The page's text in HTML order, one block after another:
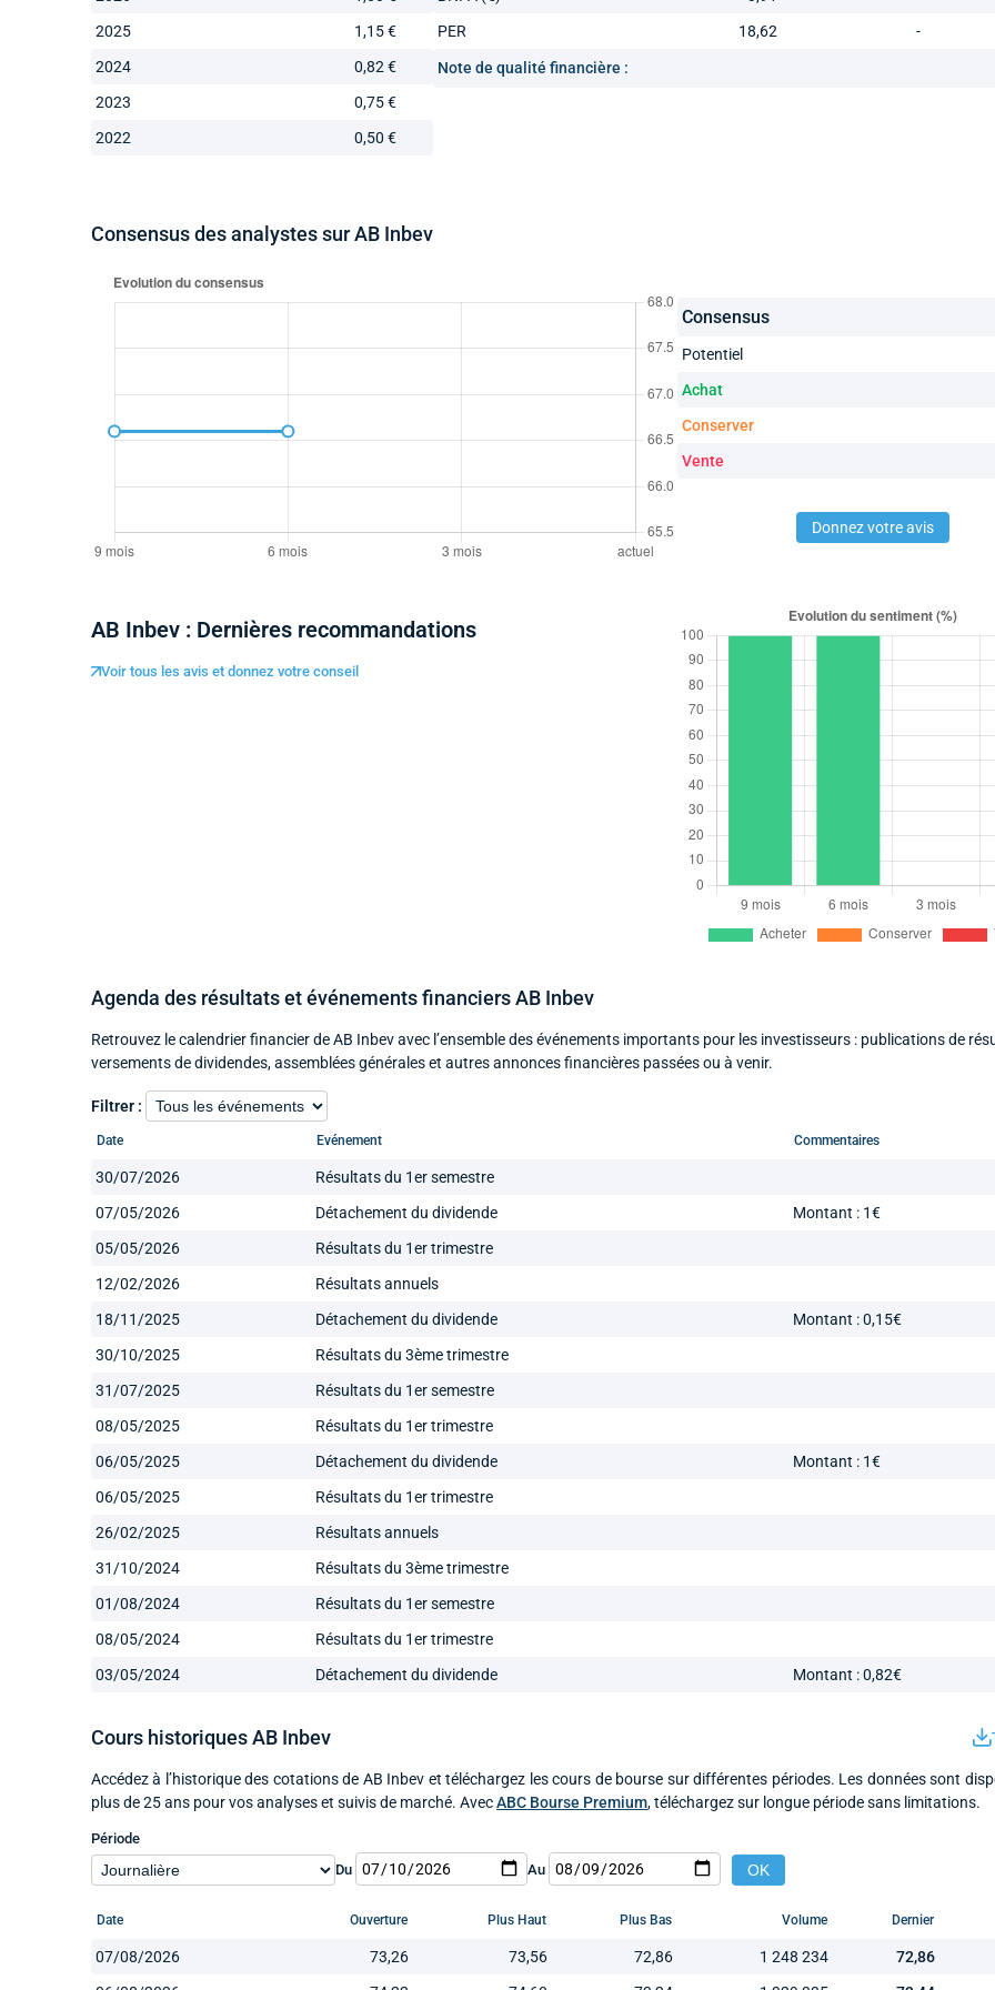
2025
1,15 €
2024
0,82 €
2023
0,75 €
2022
0,50 €
PER
18,62 -
Note de qualité financière :
Consensus des analystes sur AB Inbev
Consensus
Potentiel
Achat
Conserver
Vente
Donnez votre avis
AB Inbev : Dernières recommandations
Voir tous les avis et donnez votre conseil
Agenda des résultats et événements financiers AB Inbev
Retrouvez le calendrier financier de AB Inbev avec l’ensemble des événements importants pour les investisseurs : publications de
versements de dividendes, assemblées générales et autres annonces financières passées ou à venir.
Filtrer :
Date Evénement Commentaires
30/07/2026
Résultats du 1er semestre
07/05/2026
Détachement du dividende
Montant : 1€
05/05/2026
Résultats du 1er trimestre
12/02/2026
Résultats annuels
18/11/2025
Détachement du dividende
Montant : 0,15€
30/10/2025
Résultats du 3ème trimestre
31/07/2025
Résultats du 1er semestre
08/05/2025
Résultats du 1er trimestre
06/05/2025
Détachement du dividende
Montant : 1€
06/05/2025
Résultats du 1er trimestre
26/02/2025
Résultats annuels
31/10/2024
Résultats du 3ème trimestre
01/08/2024
Résultats du 1er semestre
08/05/2024
Résultats du 1er trimestre
03/05/2024
Détachement du dividende Montant : 0,82€
Cours historiques AB Inbev
Accédez à l’historique des cotations de AB Inbev et téléchargez les cours de bourse sur différentes périodes. Les données sont
plus de 25 ans pour vos analyses et suivis de marché. AvecABC Bourse Premium, téléchargez sur longue période sans limitations.
Période
Du
Au
Date Ouverture Plus Haut Plus Bas Volume Dernier
07/08/2026 73,26 73,56 72,86 1 248 234 72,86